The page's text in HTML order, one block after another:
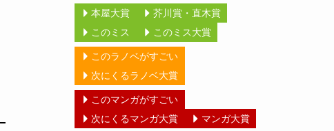
本屋大賞
芥川賞・直木賞
このミス
このミス大賞
このラノベがすごい
次にくるラノベ大賞
このマンガがすごい
次にくるマンガ大賞
マンガ大賞